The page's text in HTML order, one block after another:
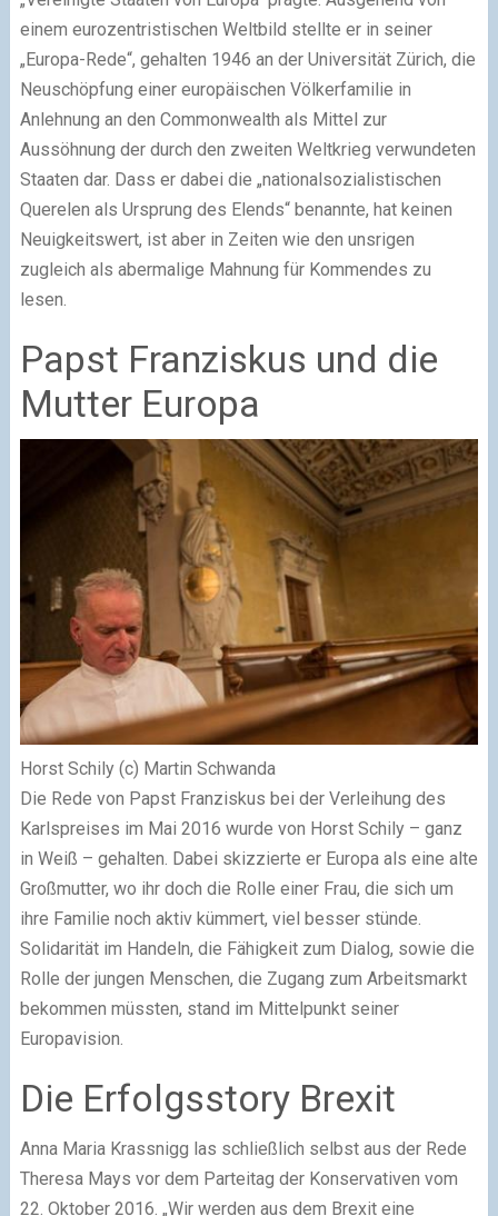
einem eurozentristischen Weltbild stellte er in seiner
„Europa-Rede“, gehalten 1946 an der Universität Zürich, die
Neuschöpfung einer europäischen Völkerfamilie in
Anlehnung an den Commonwealth als Mittel zur
Aussöhnung der durch den zweiten Weltkrieg verwundeten
Staaten dar. Dass er dabei die „nationalsozialistischen
Querelen als Ursprung des Elends“ benannte, hat keinen
Neuigkeitswert, ist aber in Zeiten wie den unsrigen
zugleich als abermalige Mahnung für Kommendes zu
lesen.
Papst Franziskus und die
Mutter Europa
Horst Schily (c) Martin Schwanda
Die Rede von Papst Franziskus bei der Verleihung des
Karlspreises im Mai 2016 wurde von Horst Schily – ganz
in Weiß – gehalten. Dabei skizzierte er Europa als eine alte
Großmutter, wo ihr doch die Rolle einer Frau, die sich um
ihre Familie noch aktiv kümmert, viel besser stünde.
Solidarität im Handeln, die Fähigkeit zum Dialog, sowie die
Rolle der jungen Menschen, die Zugang zum Arbeitsmarkt
bekommen müssten, stand im Mittelpunkt seiner
Europavision.
Die Erfolgsstory Brexit
Anna Maria Krassnigg las schließlich selbst aus der Rede
Theresa Mays vor dem Parteitag der Konservativen vom
22. Oktober 2016. „Wir werden aus dem Brexit eine